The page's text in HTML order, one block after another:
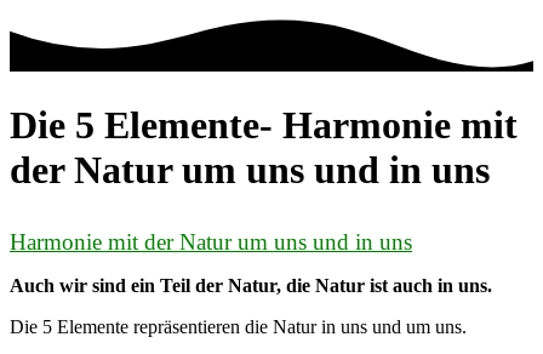
Die 5 Elemente- Harmonie mit
der Natur um uns und in uns
Harmonie mit der Natur um uns und in uns
Auch wir sind ein Teil der Natur, die Natur ist auch in uns.
Die 5 Elemente repräsentieren die Natur in uns und um uns.